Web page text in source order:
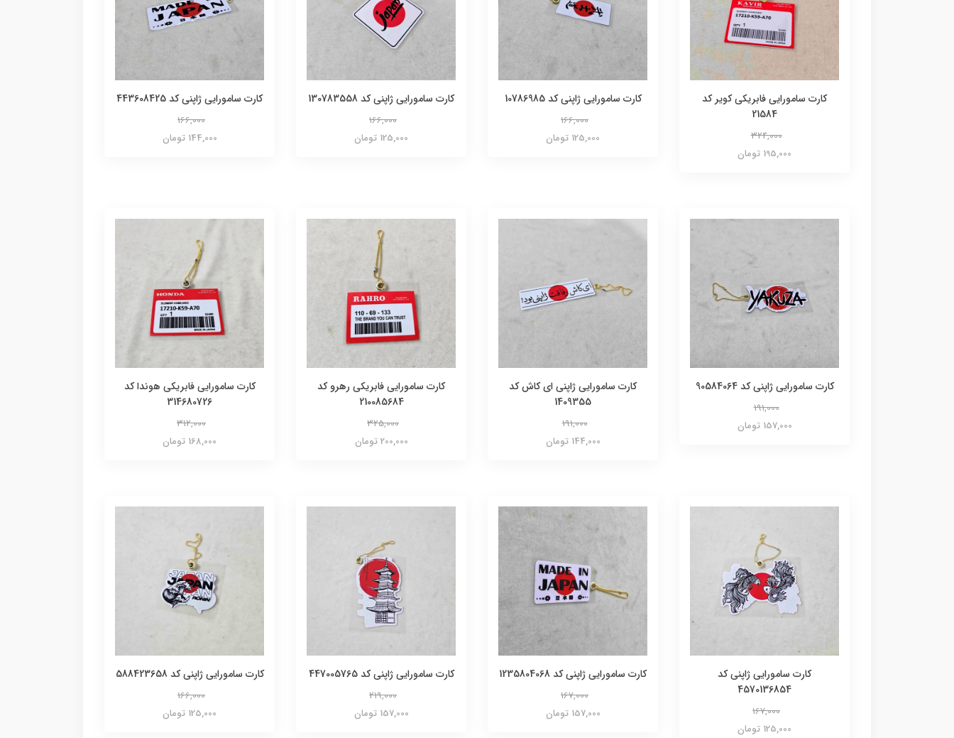
کارت سامورایی فابریکی کویر کد
21584
324,000
195,000 تومان
کارت سامورایی ژاپنی کد 10786985
166,000
125,000 تومان
کارت سامورایی ژاپنی کد 130783558
166,000
125,000 تومان
کارت سامورایی ژاپنی کد 443608425
166,000
144,000 تومان
کارت سامورایی ژاپنی کد 90584064
191,000
157,000 تومان
کارت سامورایی ژاپنی ای کاش کد
1409355
191,000
144,000 تومان
کارت سامورایی فابریکی رهرو کد
210085684
325,000
200,000 تومان
کارت سامورایی فابریکی هوندا کد
314680726
312,000
168,000 تومان
کارت سامورایی ژاپنی کد
4570136854
167,000
125,000 تومان
کارت سامورایی ژاپنی کد 1235804068
167,000
157,000 تومان
کارت سامورایی ژاپنی کد 447005765
219,000
157,000 تومان
کارت سامورایی ژاپنی کد 588423658
166,000
125,000 تومان